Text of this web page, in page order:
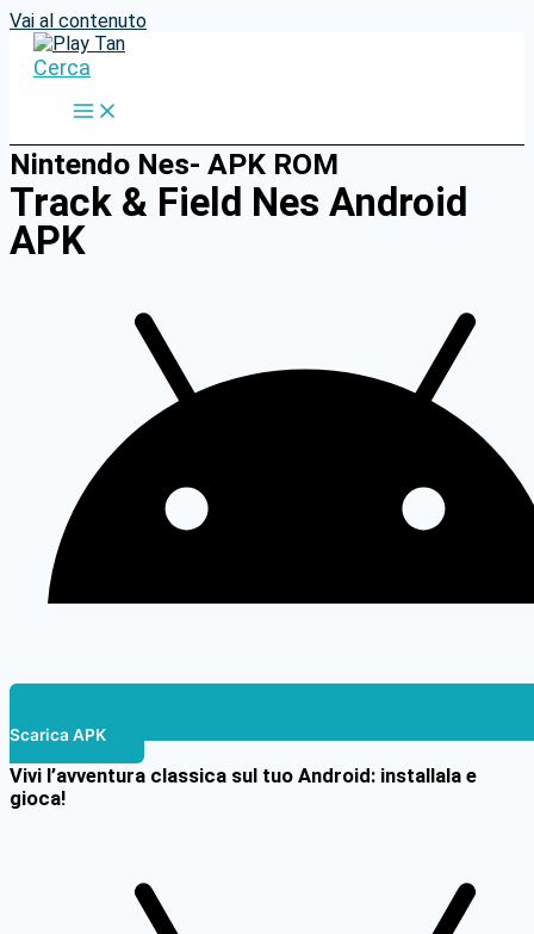
Vai al contenuto
Cerca
Nintendo Nes- APK ROM
Track & Field Nes Android
APK
Scarica APK
Vivi l’avventura classica sul tuo Android: installala e
gioca!